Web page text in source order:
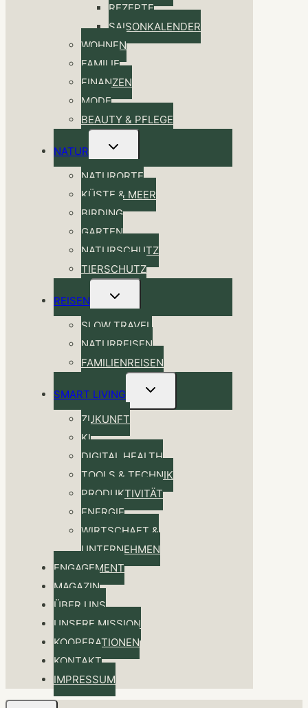
REZEPTE
SAISONKALENDER
WOHNEN
FAMILIE
FINANZEN
MODE
BEAUTY & PFLEGE
NATUR
Untermenü
NATURORTE
KÜSTE & MEER
BIRDING
GARTEN
NATURSCHUTZ
TIERSCHUTZ
REISEN
Untermenü
SLOW TRAVEL
NATURREISEN
FAMILIENREISEN
SMART LIVING
Untermenü
ZUKUNFT
KI
DIGITAL HEALTH
TOOLS & TECHNIK
PRODUKTIVITÄT
ENERGIE
WIRTSCHAFT &
UNTERNEHMEN
ENGAGEMENT
MAGAZIN
ÜBER UNS
UNSERE MISSION
KOOPERATIONEN
KONTAKT
IMPRESSUM